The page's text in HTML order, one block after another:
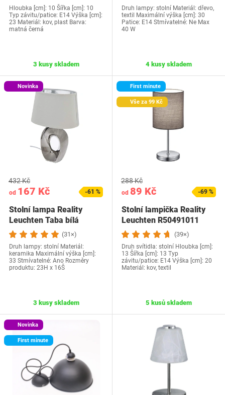
Hloubka [cm]: 10 Šířka [cm]: 10
Typ závitu/patice: E14 Výška [cm]:
23 Materiál: kov, plast Barva:
matná černá
3 kusy skladem
Druh lampy: stolní Materiál: dřevo,
textil Maximální výška [cm]: 30
Patice: E14 Stmívatelné: Ne Max
40 W
4 kusy skladem
Novinka
od 167 Kč
432 Kč
-61 %
Stolní lampa Reality
Leuchten Taba bílá
(31×)
Druh lampy: stolní Materiál:
keramika Maximální výška [cm]:
33 Stmívatelné: Ano Rozměry
produktu: 23H x 16Š
3 kusy skladem
First minute
Vše za 99 Kč
od 89 Kč
288 Kč
-69 %
Stolní lampička Reality
Leuchten R50491011
(39×)
Druh svítidla: stolní Hloubka [cm]:
13 Šířka [cm]: 13 Typ
závitu/patice: E14 Výška [cm]: 20
Materiál: kov, textil
5 kusů skladem
Novinka
First minute